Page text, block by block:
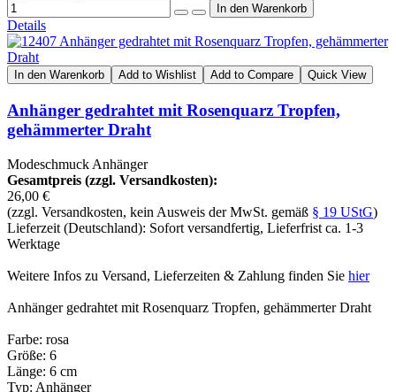
Details
In den Warenkorb Add to Wishlist Add to Compare Quick View
Anhänger gedrahtet mit Rosenquarz Tropfen,
gehämmerter Draht
Modeschmuck Anhänger
Gesamtpreis (zzgl. Versandkosten):
26,00 €
(zzgl. Versandkosten, kein Ausweis der MwSt. gemäß § 19 UStG)
Lieferzeit (Deutschland): Sofort versandfertig, Lieferfrist ca. 1-3
Werktage
Weitere Infos zu Versand, Lieferzeiten & Zahlung finden Sie hier
Anhänger gedrahtet mit Rosenquarz Tropfen, gehämmerter Draht
Farbe: rosa
Größe: 6
Länge: 6 cm
Typ: Anhänger